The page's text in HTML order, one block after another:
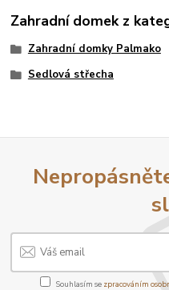
Zahradní domek z
Zahradní domky Palmako
Sedlová střecha
Souhlasím se zpracováním